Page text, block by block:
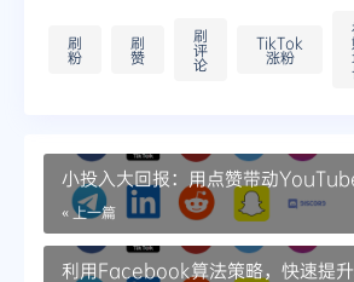
刷
粉
刷
赞
刷
评
论
TikTok
涨粉
小投入大回报：用点赞带动
« 上一篇
利用Facebook算法策略，快速提